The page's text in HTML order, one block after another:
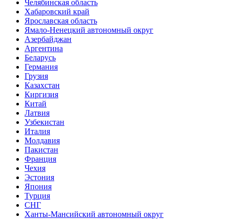
Челябинская область
Хабаровский край
Ярославская область
Ямало-Ненецкий автономный округ
Азербайджан
Аргентина
Беларусь
Германия
Грузия
Казахстан
Киргизия
Китай
Латвия
Узбекистан
Италия
Молдавия
Пакистан
Франция
Чехия
Эстония
Япония
Турция
СНГ
Ханты-Мансийский автономный округ